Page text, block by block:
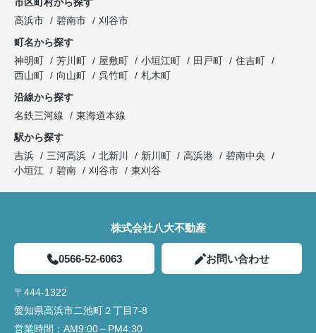
高浜市
碧南市
刈谷市
町名から探す
神明町
芳川町 屋敷町 小垣江町 田戸町
住吉町
西山町
向山町 呉竹町
札木町
沿線から探す
名鉄三河線
東海道本線
駅から探す
吉浜
三河高浜 北新川 新川町 高浜港
碧南中央
小垣江
碧南 刈谷市 東刈谷
株式会社八大不動産
0566-52-6063 お問い合わせ
〒444-1322
愛知県高浜市二池町２丁目7-8
営業時間： AM9:00～PM4:30